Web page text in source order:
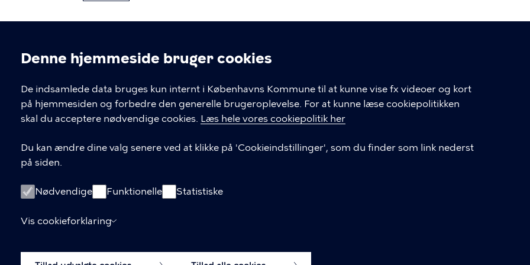
Cookieindstillinger
Denne hjemmeside bruger cookies
De indsamlede data bruges kun internt i Københavns Kommune til at kunne vise fx videoer og kort
på hjemmesiden og forbedre den generelle brugeroplevelse. For at kunne læse cookiepolitikken
skal du acceptere nødvendige cookies. Læs hele vores cookiepolitik her
Du kan ændre dine valg senere ved at klikke på 'Cookieindstillinger', som du finder som link nederst
på siden.
Nødvendige Funktionelle Statistiske
Vis cookieforklaring
Kontakt Københavns Kommune
T
33 66 33 66
CVR-nummer64942212
GENVEJE
Hvis du vil klage